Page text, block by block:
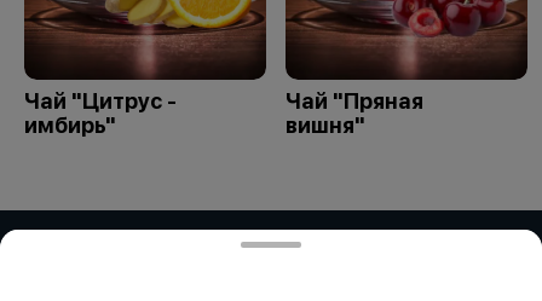
Чай "Цитрус -
имбирь"
Чай "Пряная
вишня"
ЧУП "РоутиБел"